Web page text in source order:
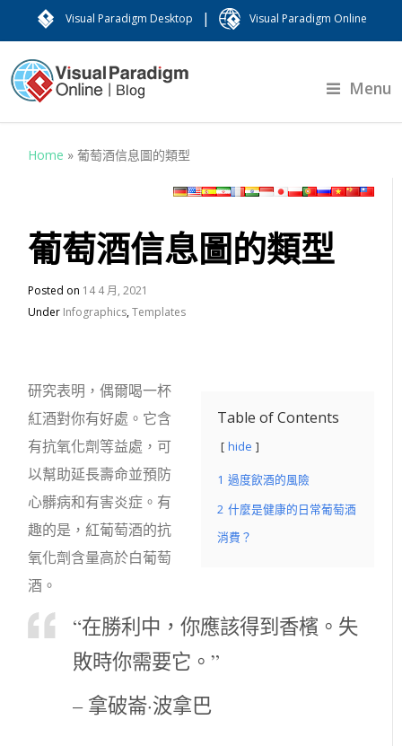
Visual Paradigm Desktop | Visual Paradigm Online
Menu
Home »葡萄酒信息圖的類型
葡萄酒信息圖的類型
Posted on 14 4 月, 2021
Under Infographics,Templates
Table of Contents
hide
1 過度飲酒的風險
2 什麼是健康的日常葡萄酒
消費？
研究表明，偶爾喝一杯
紅酒對你有好處。它含
有抗氧化劑等益處，可
以幫助延長壽命並預防
心髒病和有害炎症。有
趣的是，紅葡萄酒的抗
氧化劑含量高於白葡萄
酒。
“在勝利中，你應該得到香檳。失
敗時你需要它。”
– 拿破崙·波拿巴